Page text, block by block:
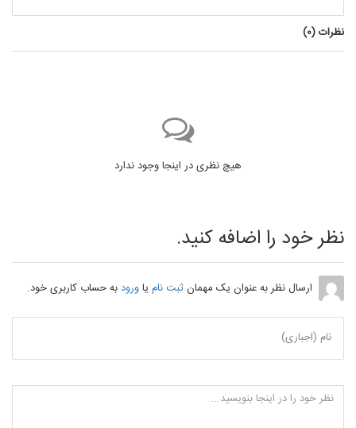
نظرات (0
)
هیچ نظری در اینجا وجود ندارد
نظر خود را اضافه کنید.
ارسال نظر به عنوان یک مهمانثبت نام یاورودبه حساب کاربری خود.
نام (اجباری)